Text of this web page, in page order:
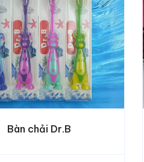
Bàn chải Trẻ em Bambi Kids